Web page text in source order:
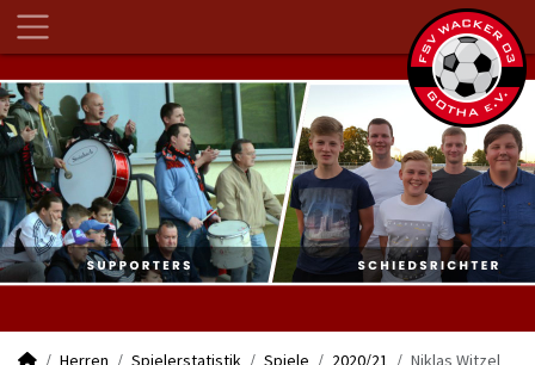
Herren Spielerstatistik Spiele 2020/21 Niklas Witzel